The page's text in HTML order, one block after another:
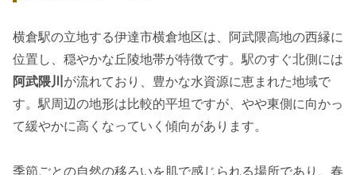
横倉駅の立地する伊達市横倉地区は、阿武隈高地の西縁に
位置し、穏やかな丘陵地帯が特徴です。駅のすぐ北側には
阿武隈川 が流れており、豊かな水資源に恵まれた地域で
す。駅周辺の地形は比較的平坦ですが、やや東側に向かっ
て緩やかに高くなっていく傾向があります。
季節ごとの自然の移ろいを肌で感じられる場所であり、春